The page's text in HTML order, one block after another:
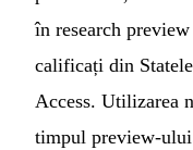
în research
calificați din
Access. Utilizarea
timpul preview-